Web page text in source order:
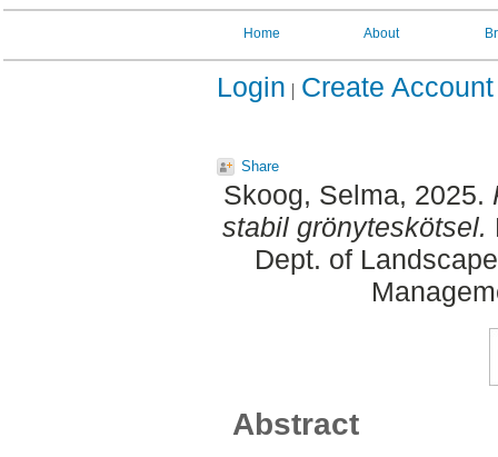
Home About
Login Create Account
Share
Skoog, Selma, 2025.
stabil grönyteskötsel.
Dept. of
Abstract